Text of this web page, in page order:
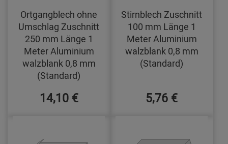
Ortgangblech ohne
Umschlag Zuschnitt
250 mm Länge 1
Meter Aluminium
walzblank 0,8 mm
(Standard)
14,10 €
Stirnblech Zuschnitt
100 mm Länge 1
Meter Aluminium
walzblank 0,8 mm
(Standard)
5,76 €